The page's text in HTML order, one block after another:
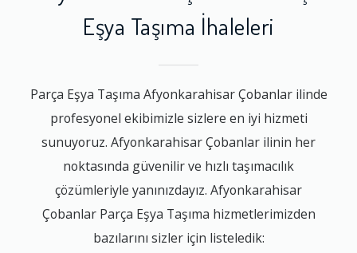
Eşya Taşıma İhaleleri
Parça Eşya Taşıma Afyonkarahisar Çobanlar ilinde
profesyonel ekibimizle sizlere en iyi hizmeti
sunuyoruz. Afyonkarahisar Çobanlar ilinin her
noktasında güvenilir ve hızlı taşımacılık
çözümleriyle yanınızdayız. Afyonkarahisar
Çobanlar Parça Eşya Taşıma hizmetlerimizden
bazılarını sizler için listeledik: